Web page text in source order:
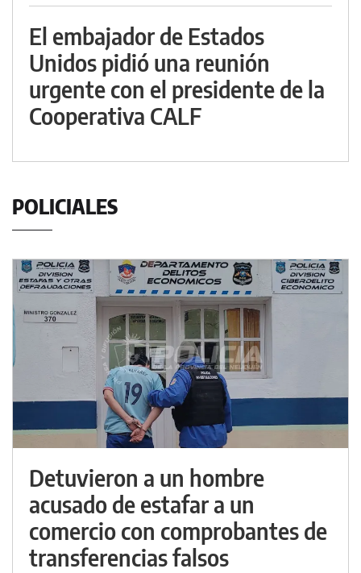
El embajador de Estados
Unidos pidió una reunión
urgente con el presidente de la
Cooperativa CALF
POLICIALES
Detuvieron a un hombre
acusado de estafar a un
comercio con comprobantes de
transferencias falsos